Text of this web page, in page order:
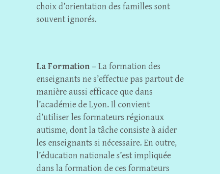
choix d’orientation des familles sont
souvent ignorés.
La Formation – La formation des
enseignants ne s’effectue pas partout de
manière aussi efficace que dans
l’académie de Lyon. Il convient
d’utiliser les formateurs régionaux
autisme, dont la tâche consiste à aider
les enseignants si nécessaire. En outre,
l’éducation nationale s’est impliquée
dans la formation de ces formateurs